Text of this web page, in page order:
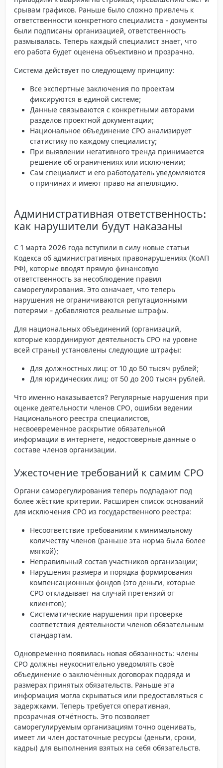
срывам графиков. Раньше было сложно привлечь к
ответственности конкретного специалиста - документы
были подписаны организацией, ответственность
размывалась. Теперь каждый специалист знает, что
его работа будет оценена объективно и прозрачно.
Система действует по следующему принципу:
Все экспертные заключения по проектам
фиксируются в единой системе;
Данные связываются с конкретными авторами
разделов проектной документации;
Национальное объединение СРО анализирует
статистику по каждому специалисту;
При выявлении негативного тренда принимается
решение об ограничениях или исключении;
Сам специалист и его работодатель уведомляются
о причинах и имеют право на апелляцию.
Административная ответственность:
как нарушители будут наказаны
С 1 марта 2026 года вступили в силу новые статьи
Кодекса об административных правонарушениях (КоАП
РФ), которые вводят прямую финансовую
ответственность за несоблюдение правил
саморегулирования. Это означает, что теперь
нарушения не ограничиваются репутационными
потерями - добавляются реальные штрафы.
Для национальных объединений (организаций,
которые координируют деятельность СРО на уровне
всей страны) установлены следующие штрафы:
Для должностных лиц: от 10 до 50 тысяч рублей;
Для юридических лиц: от 50 до 200 тысяч рублей.
Что именно наказывается? Регулярные нарушения при
оценке деятельности членов СРО, ошибки ведении
Национального реестра специалистов,
несвоевременное раскрытие обязательной
информации в интернете, недостоверные данные о
составе членов организации.
Ужесточение требований к самим СРО
Органи саморегулирования теперь подпадают под
более жёсткие критерии. Расширен список оснований
для исключения СРО из государственного реестра:
Несоответствие требованиям к минимальному
количеству членов (раньше эта норма была более
мягкой);
Неправильный состав участников организации;
Нарушения размера и порядка формирования
компенсационных фондов (это деньги, которые
СРО откладывает на случай претензий от
клиентов);
Систематические нарушения при проверке
соответствия деятельности членов обязательным
стандартам.
Одновременно появилась новая обязанность: члены
СРО должны неукоснительно уведомлять своё
объединение о заключённых договорах подряда и
размерах принятых обязательств. Раньше эта
информация могла скрываться или предоставляться с
задержками. Теперь требуется оперативная,
прозрачная отчётность. Это позволяет
саморегулируемым организациям точно оценивать,
имеет ли член достаточные ресурсы (деньги, сроки,
кадры) для выполнения взятых на себя обязательств.